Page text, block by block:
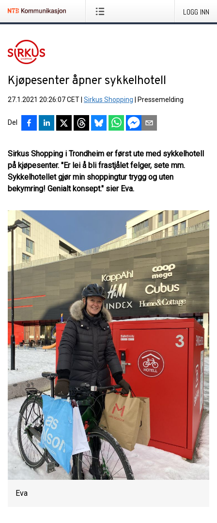
LOGG INN
Kjøpesenter åpner sykkelhotell
27.1.2021 20:26:07 CET Sirkus Shopping Pressemelding
Del
Sirkus Shopping i Trondheim er først ute med sykkelhotell
på kjøpesenter. "Er lei å bli frastjålet felger, sete mm.
Sykkelhotellet gjør min shoppingtur trygg og uten
bekymring! Genialt konsept." sier Eva.
Eva